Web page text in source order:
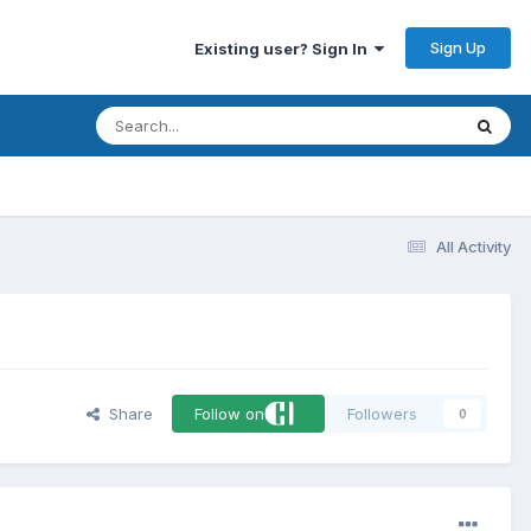
Existing user? Sign In Sign Up
All Activity
Share Follow on Followers 0